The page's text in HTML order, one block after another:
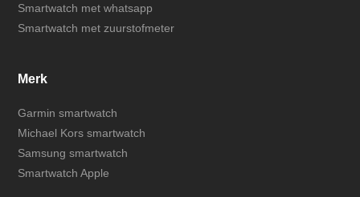
Smartwatch met whatsapp
Smartwatch met zuurstofmeter
Merk
Garmin smartwatch
Michael Kors smartwatch
Samsung smartwatch
Smartwatch Apple